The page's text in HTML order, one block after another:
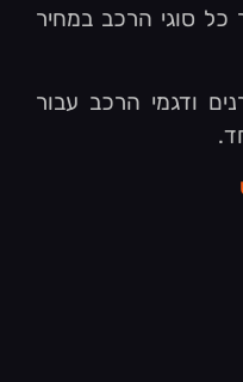
כל סוגי הרכב במחיר
ודגמי הרכב עבור